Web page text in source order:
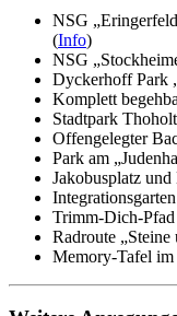
NSG
(Info)
NSG
Dyckerhoff Park
Komplett
Stadtpark
Offengelegter
Park am
Jakobusplatz
Trimm-Dich-
Radroute
Memory-Tafel